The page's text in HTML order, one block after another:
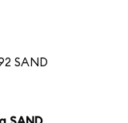
SAND